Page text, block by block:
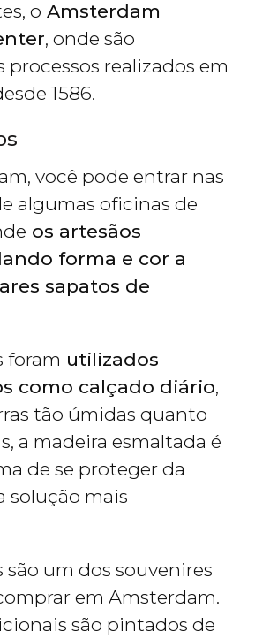
o Amsterdam
, onde são
processos realizados em
1586.
você pode entrar nas
algumas oficinas de
os artesãos
forma e cor a
sapatos de
foram utilizados
como calçado diário,
tão úmidas quanto
a madeira esmaltada é
de se proteger da
solução mais
são um dos souvenires
em Amsterdam.
são pintados de